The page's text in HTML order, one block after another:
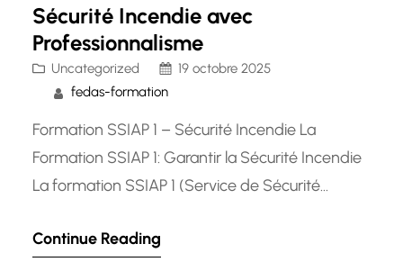
Sécurité Incendie avec
Professionnalisme
Uncategorized
19 octobre 2025
fedas-formation
Formation SSIAP 1 – Sécurité Incendie La
Formation SSIAP 1: Garantir la Sécurité Incendie
La formation SSIAP 1 (Service de Sécurité
étape cruciale pour toute personne souhaitant
Continue Reading